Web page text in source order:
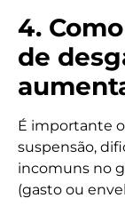
4.
de
É importante
suspensão,
incomuns no
(gasto ou